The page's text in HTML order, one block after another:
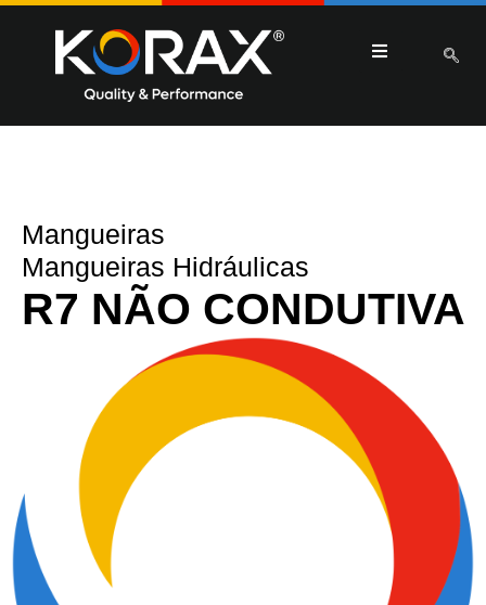
Mangueiras
Mangueiras Hidráulicas
R7 NÃO CONDUTIVA